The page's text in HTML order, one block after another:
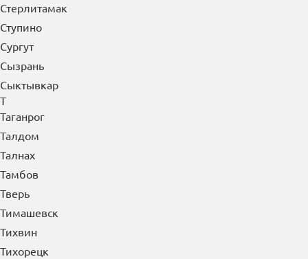
Стерлитамак
Ступино
Сургут
Сызрань
Сыктывкар
Т
Таганрог
Талдом
Талнах
Тамбов
Тверь
Тимашевск
Тихвин
Тихорецк